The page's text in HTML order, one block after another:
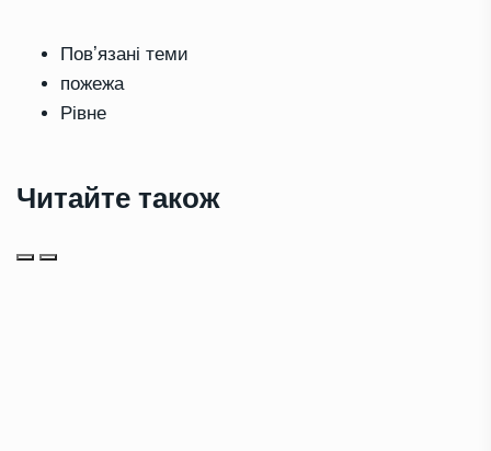
Повʼязані теми
пожежа
Рівне
Читайте також